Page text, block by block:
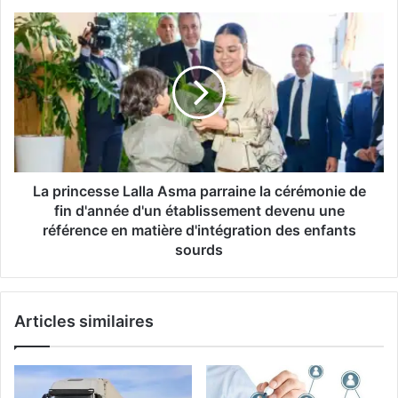
qualification
d'un
but
décisif
La
princesse
Lalla
Asma
parraine
cérémonie
fin
d'année
établissement
référence
matière
enfants
sourds
La princesse Lalla Asma parraine la cérémonie de
fin d'année d'un établissement devenu une
référence en matière d'intégration des enfants
sourds
Articles similaires